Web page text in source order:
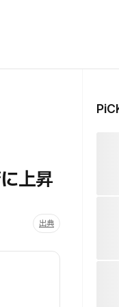
上昇
出典